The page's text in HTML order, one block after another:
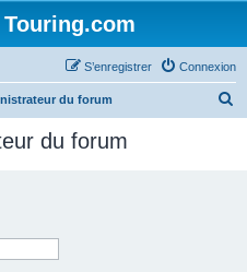
Connexion
S’enregistrer
du forum
du forum